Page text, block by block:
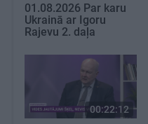
01.08.2026 Par karu
Ukrainā ar Igoru
Rajevu 2. daļa
00:22:12